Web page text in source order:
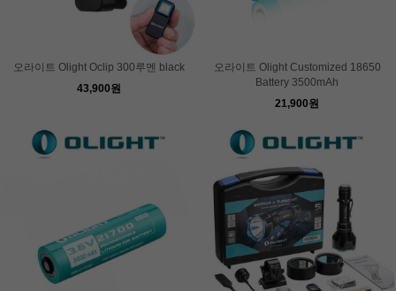
오라이트 Olight Oclip 300루멘 black
43,900원
오라이트 Olight Customized 18650
Battery 3500mAh
21,900원